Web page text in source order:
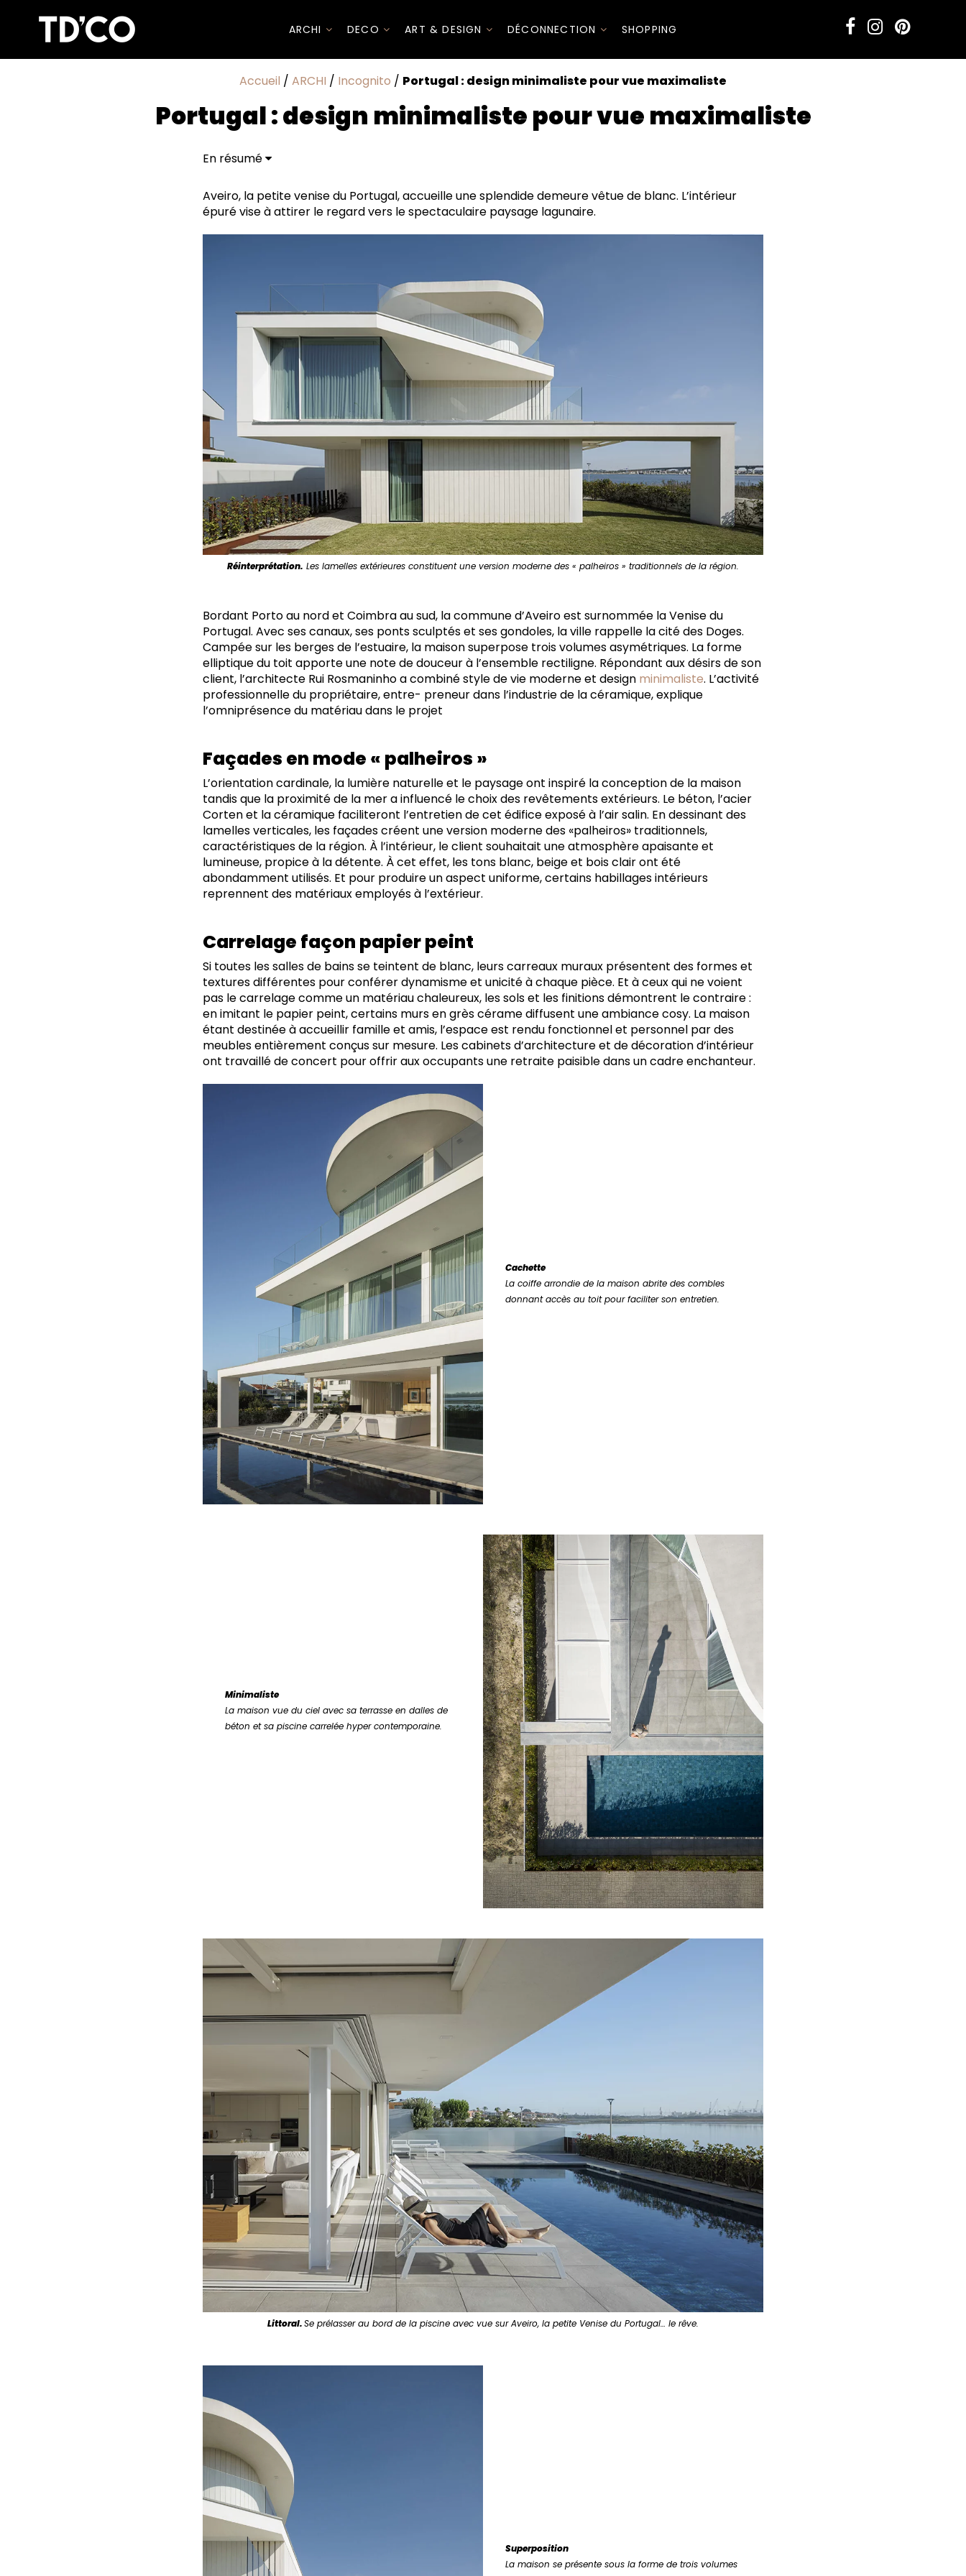
ARCHI DECO ART & DESIGN DÉCONNECTION SHOPPING
Accueil / ARCHI / Incognito / Portugal : design minimaliste pour vue maximaliste
Portugal : design minimaliste pour vue maximaliste
En résumé
Carrelage façon papier peint
Aveiro, la petite venise du Portugal, accueille une splendide demeure vêtue de blanc. L’intérieur
épuré vise à attirer le regard vers le spectaculaire paysage lagunaire.
Réinterprétation. Les lamelles extérieures constituent une version moderne des « palheiros » traditionnels de la région.
Bordant Porto au nord et Coimbra au sud, la commune d’Aveiro est surnommée la Venise du
Portugal. Avec ses canaux, ses ponts sculptés et ses gondoles, la ville rappelle la cité des Doges.
Campée sur les berges de l’estuaire, la maison superpose trois volumes asymétriques. La forme
elliptique du toit apporte une note de douceur à l’ensemble rectiligne. Répondant aux désirs de son
client, l’architecte Rui Rosmaninho a combiné style de vie moderne et design minimaliste. L’activité
professionnelle du propriétaire, entre- preneur dans l’industrie de la céramique, explique
l’omniprésence du matériau dans le projet
Façades en mode « palheiros »
L’orientation cardinale, la lumière naturelle et le paysage ont inspiré la conception de la maison
tandis que la proximité de la mer a influencé le choix des revêtements extérieurs. Le béton, l’acier
Corten et la céramique faciliteront l’entretien de cet édifice exposé à l’air salin. En dessinant des
lamelles verticales, les façades créent une version moderne des «palheiros» traditionnels,
caractéristiques de la région. À l’intérieur, le client souhaitait une atmosphère apaisante et
lumineuse, propice à la détente. À cet effet, les tons blanc, beige et bois clair ont été
abondamment utilisés. Et pour produire un aspect uniforme, certains habillages intérieurs
reprennent des matériaux employés à l’extérieur.
Carrelage façon papier peint
Si toutes les salles de bains se teintent de blanc, leurs carreaux muraux présentent des formes et
textures différentes pour conférer dynamisme et unicité à chaque pièce. Et à ceux qui ne voient
pas le carrelage comme un matériau chaleureux, les sols et les finitions démontrent le contraire :
en imitant le papier peint, certains murs en grès cérame diffusent une ambiance cosy. La maison
étant destinée à accueillir famille et amis, l’espace est rendu fonctionnel et personnel par des
meubles entièrement conçus sur mesure. Les cabinets d’architecture et de décoration d’intérieur
ont travaillé de concert pour offrir aux occupants une retraite paisible dans un cadre enchanteur.
Cachette
La coiffe arrondie de la maison abrite des combles
donnant accès au toit pour faciliter son entretien.
Minimaliste
La maison vue du ciel avec sa terrasse en dalles de
béton et sa piscine carrelée hyper contemporaine.
Littoral.Se prélasser au bord de la piscine avec vue sur Aveiro, la petite Venise du Portugal… le rêve.
Superposition
La maison se présente sous la forme de trois volumes